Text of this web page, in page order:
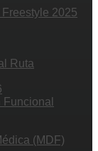
2025
Ruta
(MDF)